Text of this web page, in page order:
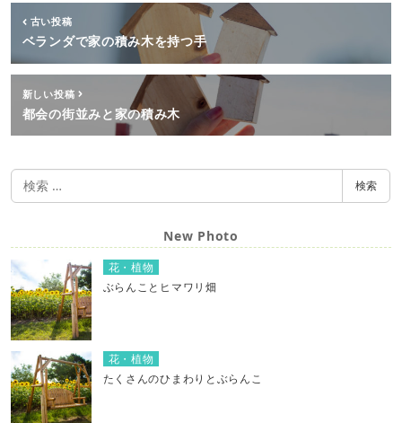
古い投稿
ベランダで家の積み木を持つ手
新しい投稿
都会の街並みと家の積み木
検
索
検索
New Photo
花・植物
ぶらんことヒマワリ畑
花・植物
たくさんのひまわりとぶらんこ